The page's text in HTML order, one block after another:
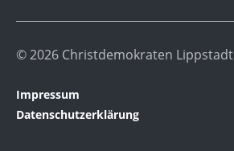
© 2026 Christdemokraten Lippstadt
Impressum
Datenschutzerklärung